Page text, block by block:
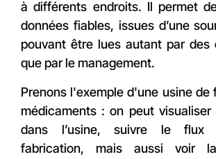
à différents endroits. Il permet
données fiables, issues d’une
pouvant être lues autant par des
que par le management.
Prenons l'exemple d'une usine de
médicaments : on peut
dans l’usine, suivre le flux
fabrication, mais aussi voir